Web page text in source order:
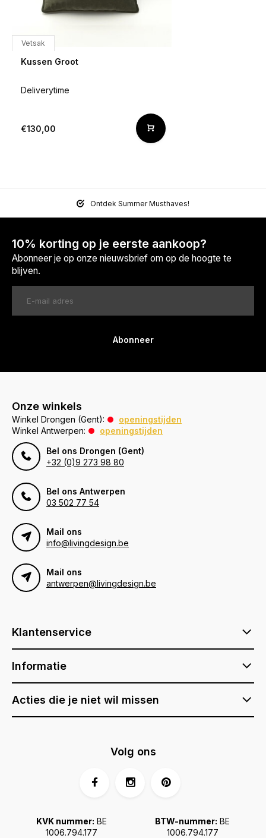
Vetsak
Kussen Groot
Deliverytime
€130,00
Ontdek Summer Musthaves!
10% korting op je eerste aankoop?
Abonneer je op onze nieuwsbrief om op de hoogte te
blijven.
Abonneer
Onze winkels
Winkel Drongen (Gent):
openingstijden
Winkel Antwerpen:
openingstijden
Bel ons Drongen (Gent)
+32 (0)9 273 98 80
Bel ons Antwerpen
03 502 77 54
Mail ons
info@livingdesign.be
Mail ons
antwerpen@livingdesign.be
Klantenservice
Informatie
Acties die je niet wil missen
KVK nummer: BE
1006.794.177
BTW-nummer: BE
1006.794.177
Volg ons